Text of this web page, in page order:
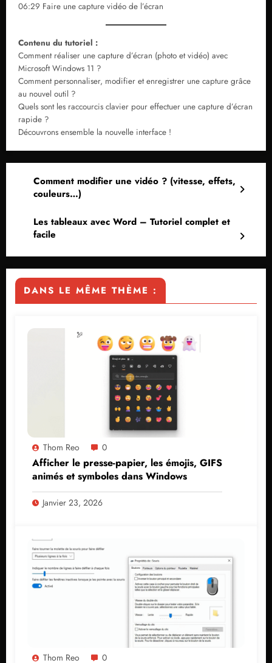
06:29 Faire une capture vidéo de l’écran
Contenu du tutoriel :
Comment réaliser une capture d’écran (photo et vidéo) avec
Microsoft Windows 11 ?
Comment personnaliser, modifier et enregistrer une capture grâce
au nouvel outil ?
Quels sont les raccourcis clavier pour effectuer une capture d’écran
rapide ?
Découvrons ensemble la nouvelle interface !
Comment modifier une vidéo ? (vitesse, effets,
couleurs…)
Les tableaux avec Word – Tutoriel complet et
facile
DANS LE MÊME THÈME :
Thom Reo 0
Afficher le presse-papier, les émojis, GIFS
animés et symboles dans Windows
Janvier 23, 2026
Thom Reo 0